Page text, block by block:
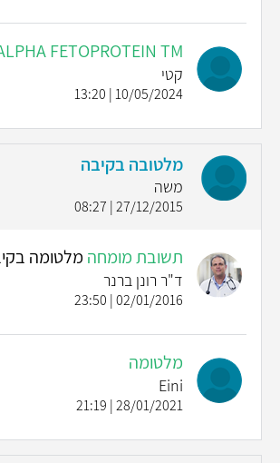
FETOPROTEIN TM
קטי
10/05/2024 | 13:20
מלטובה בקיבה
משה
27/12/2015 | 08:27
תשובת מומחה מלטומה
ד"ר רונן ברנר
02/01/2016 | 23:50
מלטומה
Eini
28/01/2021 | 21:19